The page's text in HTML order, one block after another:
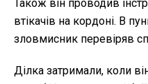
Також він проводив
втікачів на кордоні. В
зловмисник перевіряв
Ділка затримали, коли